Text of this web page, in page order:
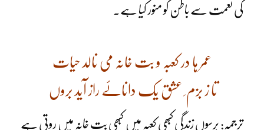
کی نعمت سے باطن کو منور کیا ہے۔
عمر ہا در کعبہ و بت خانہ می نالد حیات
تا ز بزم ِ عشق یک دانائے راز آید بروں
ترجمہ: برسوں زندگی کبھی کعبہ میں کبھی بت خانہ میں روتی ہے